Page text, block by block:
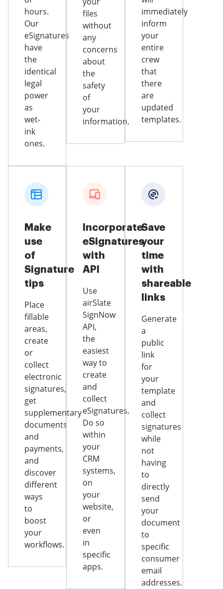
hours.
Our
eSignatures
have
the
identical
legal
power
as
wet-
ink
ones.
files
without
any
concerns
about
the
safety
of
your
information.
immediately
inform
your
entire
crew
that
there
are
updated
templates.
Make
use
of
Signature
tips
Place
fillable
areas,
create
or
collect
electronic
signatures,
get
supplementary
documents
and
payments,
and
discover
different
ways
to
boost
your
workflows.
Incorporate
eSignatures
with
API
Use
airSlate
SignNow
API,
the
easiest
way to
create
and
collect
eSignatures.
Do so
within
your
CRM
systems,
on
your
website,
or
even
in
specific
apps.
Save
your
time
with
shareable
links
Generate
a
public
link
for
your
template
and
collect
signatures
while
not
having
to
directly
send
your
document
to
specific
consumer
email
addresses.